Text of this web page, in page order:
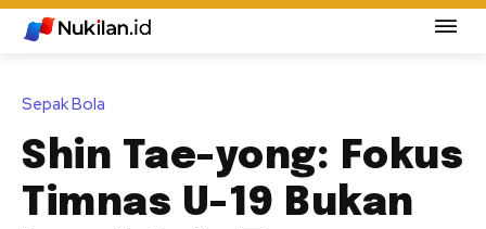
Sepak Bola
Shin Tae-yong: Fokus
Timnas U-19 Bukan